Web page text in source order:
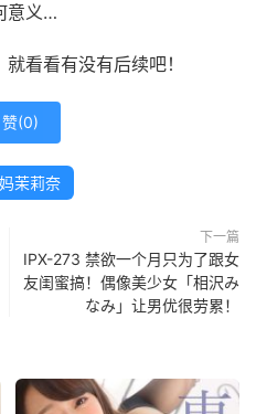
意义…
看看有没有后续吧！
赞(0)
茉莉奈
下一篇
IPX-273 禁欲一个月只为了跟女
友闺蜜搞！偶像美少女「相沢み
なみ」让男优很劳累！